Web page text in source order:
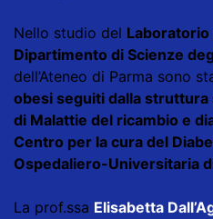
Nello studio del
Dipartimento di Scienze
dell’Ateneo di Parma sono
obesi seguiti dalla
di Malattie del ricambio e
Centro per la cura del
Ospedaliero-Universitaria
La prof.ssa Elisabetta